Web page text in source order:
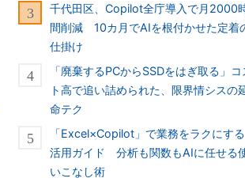
千代田区、Copilot全庁導入で月2000
間削減 10カ月でAIを根付かせた定着
仕掛け
「廃棄するPCからSSDをはぎ取る」コ
ト高で追い詰められた、限界情シスの
命テク
「Excel×Copilot」で業務をラクにする
活用ガイド 分析も関数もAIに任せる
いこなし術